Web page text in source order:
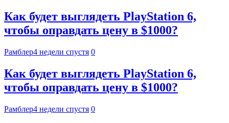
Как будет выглядеть PlayStation 6,
чтобы оправдать цену в $1000?
Рамблер4 недели спустя 0
Как будет выглядеть PlayStation 6,
чтобы оправдать цену в $1000?
Рамблер4 недели спустя 0